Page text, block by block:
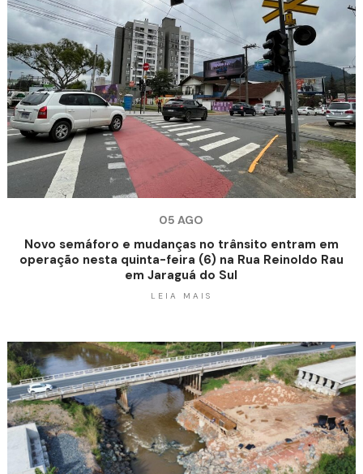
05 AGO
Novo semáforo e mudanças no trânsito entram em
operação nesta quinta-feira (6) na Rua Reinoldo Rau
em Jaraguá do Sul
LEIA MAIS